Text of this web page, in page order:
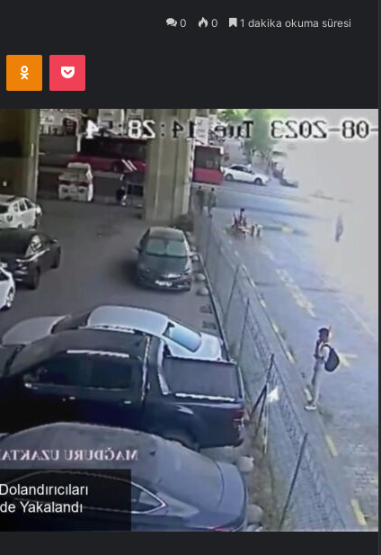
0 0 1 dakika okuma süresi
Odnoklassniki
Pocket